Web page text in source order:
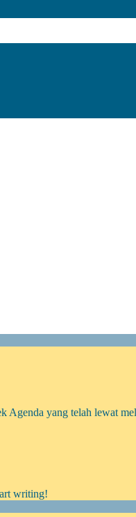
Agenda yang telah lewat
writing!